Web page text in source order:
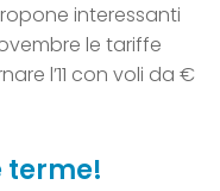
interessanti
le tariffe
l’11 con voli da €
terme!